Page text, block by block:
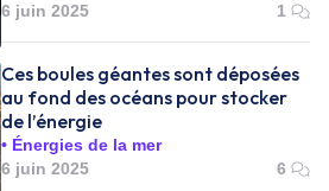
6 juin 2025
1
Ces boules géantes sont déposées
au fond des océans pour stocker
de l’énergie
Énergies de la mer
6 juin 2025
6